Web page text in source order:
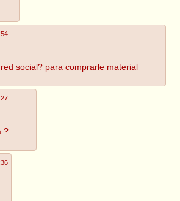
social? para comprarle material
?